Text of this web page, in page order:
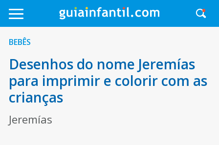
BEBÊS
Desenhos do nome Jeremías
para imprimir e colorir com as
crianças
Jeremías